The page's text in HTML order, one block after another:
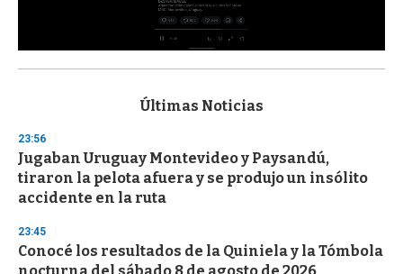
s
d
s
o
f
3
s
e
c
Últimas Noticias
23:56
Jugaban Uruguay Montevideo y Paysandú,
tiraron la pelota afuera y se produjo un insólito
accidente en la ruta
23:45
Conocé los resultados de la Quiniela y la Tómbola
nocturna del sábado 8 de agosto de 2026